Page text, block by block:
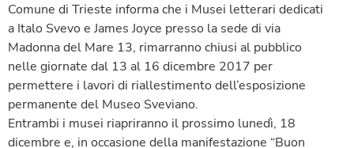
Comune di Trieste informa che i Musei letterari dedicati
a Italo Svevo e James Joyce presso la sede di via
Madonna del Mare 13, rimarranno chiusi al pubblico
nelle giornate dal 13 al 16 dicembre 2017 per
permettere i lavori di riallestimento dell’esposizione
permanente del Museo Sveviano.
Entrambi i musei riapriranno il prossimo lunedì, 18
dicembre e, in occasione della manifestazione “Buon